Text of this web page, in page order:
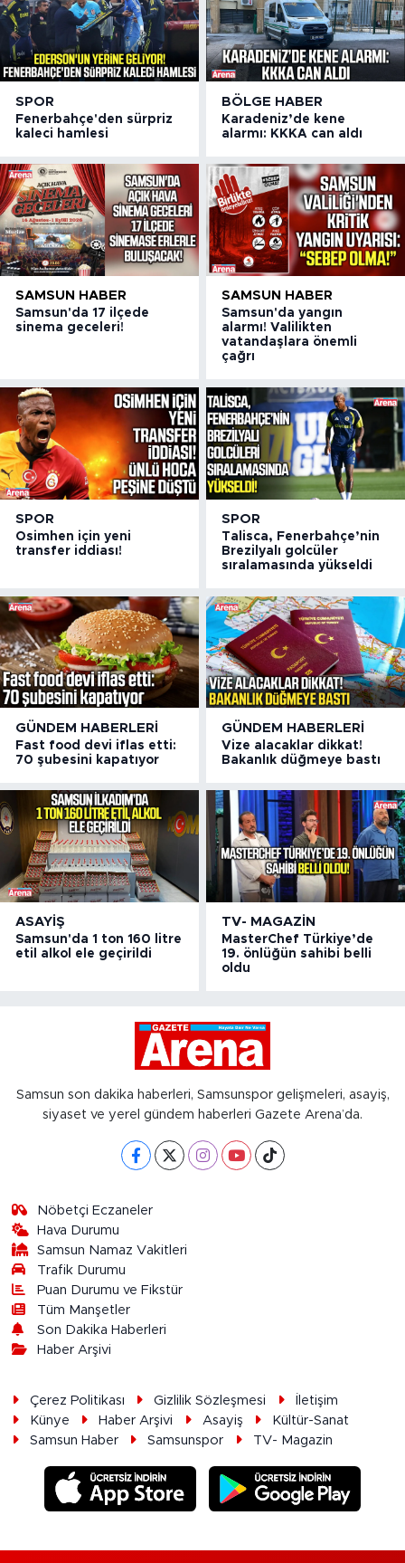
SPOR
Fenerbahçe'den sürpriz
kaleci hamlesi
BÖLGE HABER
Karadeniz’de kene
alarmı: KKKA can aldı
SAMSUN HABER
Samsun'da 17 ilçede
sinema geceleri!
SAMSUN HABER
Samsun'da yangın
alarmı! Valilikten
vatandaşlara önemli
çağrı
SPOR
Osimhen için yeni
transfer iddiası!
SPOR
Talisca, Fenerbahçe’nin
Brezilyalı golcüler
sıralamasında yükseldi
GÜNDEM HABERLERI
Fast food devi iflas etti:
70 şubesini kapatıyor
GÜNDEM HABERLERI
Vize alacaklar dikkat!
Bakanlık düğmeye bastı
ASAYIŞ
Samsun'da 1 ton 160 litre
etil alkol ele geçirildi
TV- MAGAZIN
MasterChef Türkiye’de
19. önlüğün sahibi belli
oldu
Samsun son dakika haberleri, Samsunspor gelişmeleri, asayiş,
siyaset ve yerel gündem haberleri Gazete Arena’da.
Nöbetçi Eczaneler
Hava Durumu
Samsun Namaz Vakitleri
Trafik Durumu
Puan Durumu ve Fikstür
Tüm Manşetler
Son Dakika Haberleri
Haber Arşivi
Çerez Politikası Gizlilik Sözleşmesi
İletişim
Künye
Haber Arşivi Asayiş
Kültür-Sanat
Samsun Haber
Samsunspor TV- Magazin